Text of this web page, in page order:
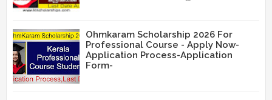
Ohmkaram Scholarship 2026 For
Professional Course - Apply Now-
Application Process-Application
Form-